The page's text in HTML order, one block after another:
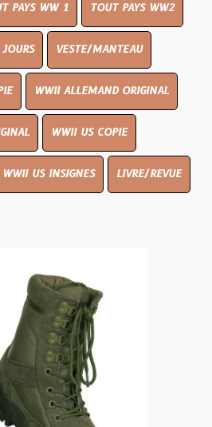
PAYS WW 1 TOUT PAYS WW2
VESTE/MANTEAU
WWII ALLEMAND ORIGINAL
WWII US COPIE
WWII US INSIGNES LIVRE/REVUE